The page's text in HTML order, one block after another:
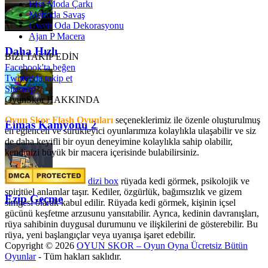
Daha Hızlı
Elmas Kamyonu 2
Ezip Geçme
Elsa Moda Çarkı
Metroda Savaş
Gwen Oda Dekorasyonu
Ajan P Macera
BİZİ TAKİP EDİN
Facebook'ta beğen
Twitter'da takip et
Sitemap
OyunSkor HAKKINDA
Oyun Skor Flash Oyunları seçeneklerimiz ile özenle oluşturulmuş
en eğlenceli ve sürükleyici oyunlarımıza kolaylıkla ulaşabilir ve siz
de daha keyifli bir oyun deneyimine kolaylıkla sahip olabilir,
kendinizi büyük bir macera içerisinde bulabilirsiniz.
dizi box rüyada kedi görmek​, psikolojik ve
spiritüel anlamlar taşır. Kediler, özgürlük, bağımsızlık ve gizem
simgesi olarak kabul edilir. Rüyada kedi görmek, kişinin içsel
gücünü keşfetme arzusunu yansıtabilir. Ayrıca, kedinin davranışları,
rüya sahibinin duygusal durumunu ve ilişkilerini de gösterebilir. Bu
rüya, yeni başlangıçlar veya uyanışa işaret edebilir.
Copyright © 2026 OYUN SKOR – Oyun Oyna Ücretsiz Bütün
Oyunlar- Tüm hakları saklıdır.